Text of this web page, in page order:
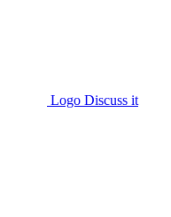
Logo Discuss it